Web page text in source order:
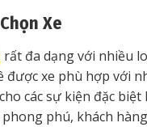
Xe
rất đa dạng với nhiều
được xe phù hợp với
các sự kiện đặc
phú, khách